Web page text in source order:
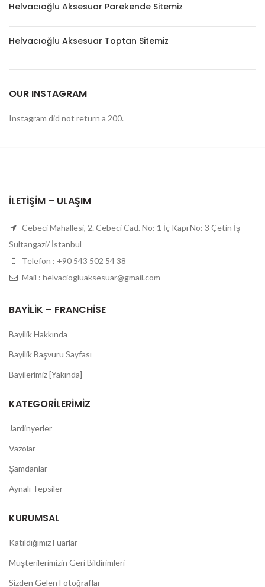
Helvacıoğlu Aksesuar Parekende Sitemiz
Helvacıoğlu Aksesuar Toptan Sitemiz
OUR INSTAGRAM
Instagram did not return a 200.
İLETIŞIM – ULAŞIM
Cebeci Mahallesi, 2. Cebeci Cad. No: 1 İç Kapı No: 3 Çetin İş
Sultangazi/ İstanbul
Telefon : +90 543 502 54 38
Mail : helvaciogluaksesuar@gmail.com
BAYILIK – FRANCHISE
Bayilik Hakkında
Bayilik Başvuru Sayfası
Bayilerimiz [Yakında]
KATEGORILERIMIZ
Jardinyerler
Vazolar
Şamdanlar
Aynalı Tepsiler
KURUMSAL
Katıldığımız Fuarlar
Müşterilerimizin Geri Bildirimleri
Sizden Gelen Fotoğraflar